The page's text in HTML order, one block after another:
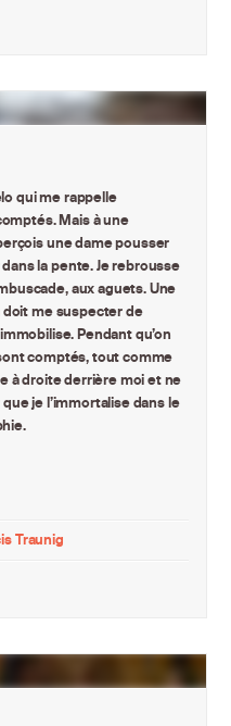
qui me rappelle
Mais à une
une dame pousser
la pente. Je rebrousse
aux aguets. Une
doit me suspecter de
Pendant qu’on
comptés, tout comme
à droite derrière moi et ne
je l’immortalise dans le
Traunig